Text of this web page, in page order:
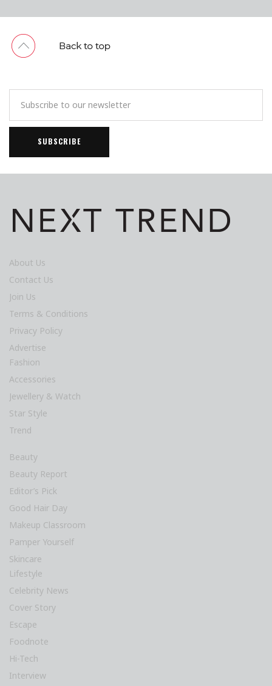
About Us
Contact Us
Join Us
Terms & Conditions
Privacy Policy
Advertise
Fashion
Accessories
Jewellery & Watch
Star Style
Trend
Beauty
Beauty Report
Editor’s Pick
Good Hair Day
Makeup Classroom
Pamper Yourself
Skincare
Lifestyle
Celebrity News
Cover Story
Escape
Foodnote
Hi-Tech
Interview